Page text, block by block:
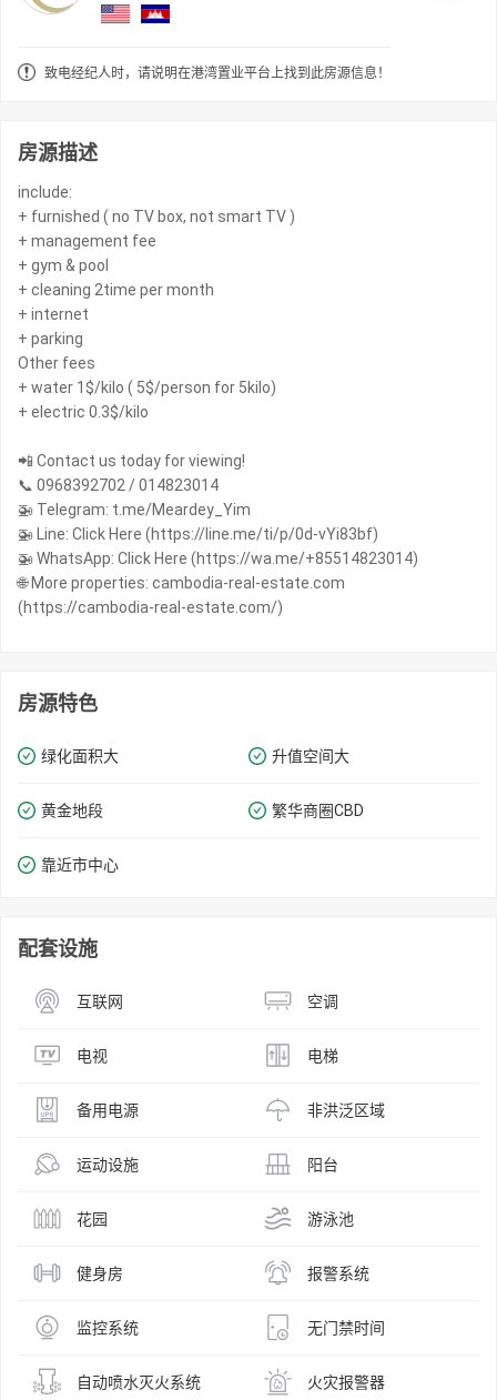
致电经纪人时，请说明在港湾置业平台上找到此房源信息！
房源描述
include:
+ furnished ( no TV box, not smart TV )
+ management fee
+ gym & pool
+ cleaning 2time per month
+ internet
+ parking
Other fees
+ water 1$/kilo ( 5$/person for 5kilo)
+ electric 0.3$/kilo
📲 Contact us today for viewing!
📞 0968392702 / 014823014
🚁 Telegram: t.me/Meardey_Yim
🚁 Line: Click Here (https://line.me/ti/p/0d-vYi83bf)
🚁 WhatsApp: Click Here (https://wa.me/+85514823014)
🌐 More properties: cambodia-real-estate.com
(https://cambodia-real-estate.com/)
房源特色
绿化面积大 升值空间大
黄金地段 繁华商圈​​CBD
靠近市中心
配套设施
互联网 空调
电视 电梯
备用电源 非洪泛区域
运动设施 阳台
花园 游泳池
健身房 报警系统
监控系统 无门禁时间
自动喷水灭火系统 火灾报警器